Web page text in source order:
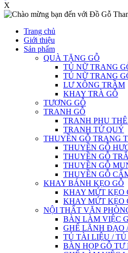
X
Trang chủ
Giới thiệu
Sản phẩm
QUÀ TẶNG GỖ
TỦ NỮ TRANG
TỦ NỮ TRANG
LƯ XÔNG TRẦM
KHAY TRÀ GỖ
TƯỢNG GỖ
TRANH GỖ
TRANH PHU
TRANH TỨ QUÝ
THUYỀN GỖ TRANG
THUYỀN GỖ
THUYỀN GỖ
THUYỀN GỖ
THUYỀN GỖ
KHAY BÁNH KẸO GỖ
KHAY MỨT KẸO
KHAY MỨT KẸO
NỘI THẤT VĂN
BÀN LÀM VIỆC
GHẾ LÃNH ĐẠO
TỦ TÀI LIỆU /
BÀN HỌP GỖ TỰ